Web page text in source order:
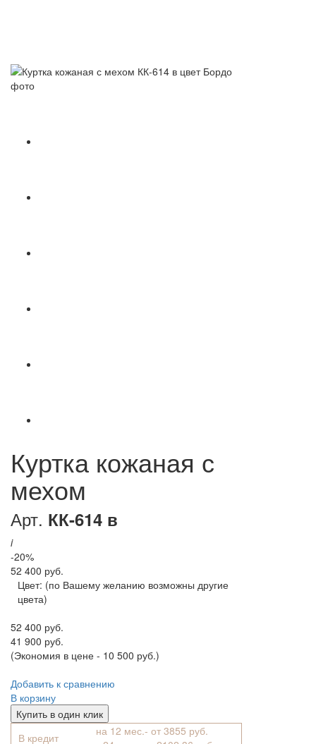
Куртка кожаная с
мехом
Арт. КК-614 в
i
-20%
52 400 руб.
Цвет: (по Вашему желанию возможны другие
цвета)
52 400 руб.
41 900 руб.
(Экономия в цене - 10 500 руб.)
Добавить к сравнению
В корзину
Купить в один клик
В кредит
на 12 мес.- от 3855 руб.